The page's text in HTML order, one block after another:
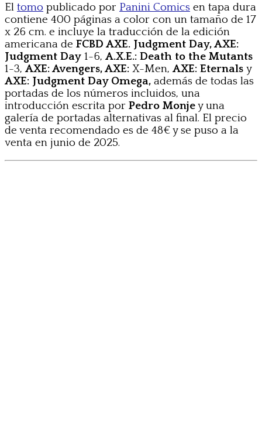
El tomo publicado por Panini Comics en tapa dura
contiene 400 páginas a color con un tamaño de 17
x 26 cm. e incluye la traducción de la edición
americana de FCBD AXE. Judgment Day, AXE:
Judgment Day 1-6, A.X.E.: Death to the Mutants
1-3, AXE: Avengers,AXE: X-Men, AXE: Eternals y
AXE: Judgment Day Omega, además de todas las
portadas de los números incluidos, una
introducción escrita por Pedro Monjey una
galería de portadas alternativas al final. El precio
de venta recomendado es de 48€ y se puso a la
venta en junio de 2025.